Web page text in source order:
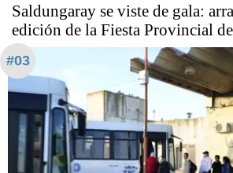
Saldungaray se viste de gala:
edición de la Fiesta Provincial
#03